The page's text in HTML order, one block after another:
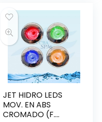
JET HIDRO LEDS
MOV. EN ABS
CROMADO (F.